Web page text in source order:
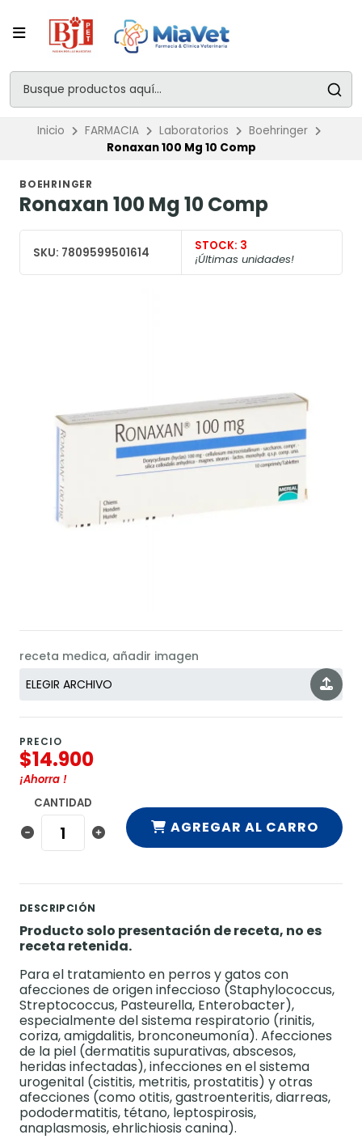
Inicio FARMACIA Laboratorios
Boehringer
Ronaxan 100 Mg 10 Comp
BOEHRINGER
Ronaxan 100 Mg 10 Comp
SKU: 7809599501614 STOCK: 3
¡Últimas unidades!
receta medica, añadir imagen
PRECIO
$14.900
¡Ahorra !
CANTIDAD
AGREGAR AL CARRO
DESCRIPCIÓN
Producto solo presentación de receta, no es
receta retenida.
Para el tratamiento en perros y gatos con
afecciones de origen infeccioso (Staphylococcus,
Streptococcus, Pasteurella, Enterobacter),
especialmente del sistema respiratorio (rinitis,
coriza, amigdalitis, bronconeumonía). Afecciones
de la piel (dermatitis supurativas, abscesos,
heridas infectadas), infecciones en el sistema
urogenital (cistitis, metritis, prostatitis) y otras
afecciones (como otitis, gastroenteritis, diarreas,
pododermatitis, tétano, leptospirosis,
anaplasmosis, ehrlichiosis canina).